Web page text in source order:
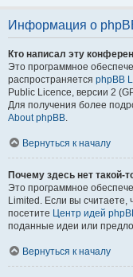
Информация о
Кто написал эту
Это программное
распространяется phpBB
Public Licence, версии 2
Для получения более
About phpBB.
Вернуться к началу
Почему здесь нет такой-
Это программное
Limited. Если вы считаете,
посетите Центр идей
поданные идеи или
Вернуться к началу